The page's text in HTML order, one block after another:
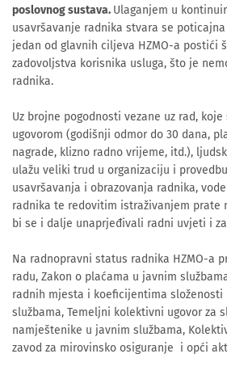
poslovnog sustava. Ulaganjem u
usavršavanje radnika stvara se
jedan od glavnih ciljeva HZMO-a postići
zadovoljstva korisnika usluga, što je
radnika.
Uz brojne pogodnosti vezane uz rad,
ugovorom (godišnji odmor do 30 dana,
nagrade, klizno radno vrijeme, itd.),
ulažu veliki trud u organizaciju i
usavršavanja i obrazovanja radnika,
radnika te redovitim istraživanjem prate
bi se i dalje unaprjeđivali radni uvjeti i
Na radnopravni status radnika HZMO-a
radu, Zakon o plaćama u javnim
radnih mjesta i koeficijentima složenosti
službama, Temeljni kolektivni ugovor za
namještenike u javnim službama,
zavod za mirovinsko osiguranje i opći